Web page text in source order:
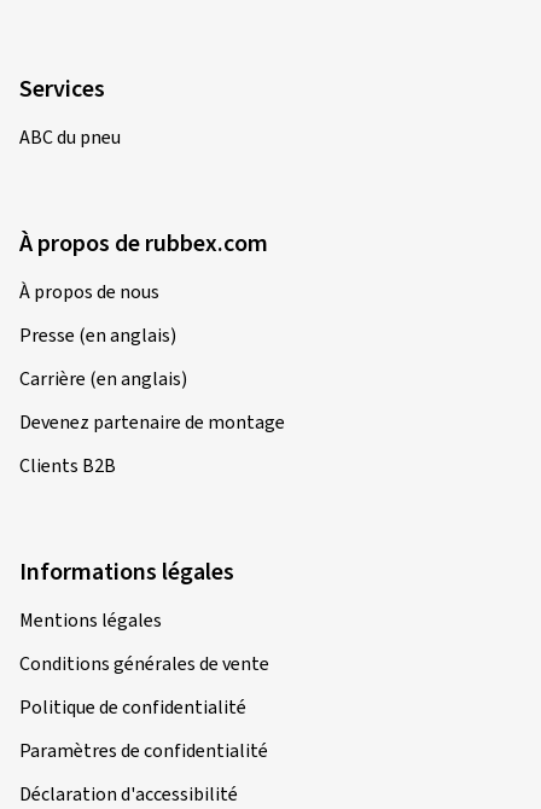
Services
ABC du pneu
À propos de rubbex.com
À propos de nous
Presse (en anglais)
Carrière (en anglais)
Devenez partenaire de montage
Clients B2B
Informations légales
Mentions légales
Conditions générales de vente
Politique de confidentialité
Paramètres de confidentialité
Déclaration d'accessibilité